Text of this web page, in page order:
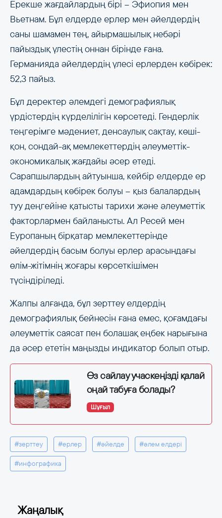
Ерекше жағдайлардың бірі – Эфиопия мен
Вьетнам. Бұл елдерде ерлер мен әйелдердің
саны шамамен тең, айырмашылық небәрі
пайыздық үлестің оннан бірінде ғана.
Германияда әйелдердің үлесі ерлерден көбірек:
52,3 пайыз.
Бұл деректер әлемдегі демографиялық
үрдістердің күрделілігін көрсетеді. Гендерлік
теңгерімге мәдениет, денсаулық сақтау, көші-
қон, сондай-ақ мемлекеттердің әлеуметтік-
экономикалық жағдайы әсер етеді.
Сарапшылардың айтуынша, кейбір елдерде ер
адамдардың көбірек болуы – қыз балалардың
туу деңгейіне қатысты тарихи және әлеуметтік
факторлармен байланысты. Ал Ресей мен
Еуропаның бірқатар мемлекеттерінде
әйелдердің басым болуы ерлер арасындағы
өлім-жітімнің жоғары көрсеткішімен
түсіндіріледі.
Жалпы алғанда, бұл зерттеу елдердің
демографиялық бейнесін ғана емес, қоғамдағы
әлеуметтік саясат пен болашақ еңбек нарығына
да әсер ететін маңызды индикатор болып отыр.
Өз сайлау учаскеңізді қалай
оңай табуға болады?
Шұғыл
#зерттеу #ерлер #әйелде #әлем елдері
#инфографика
Жаңалық